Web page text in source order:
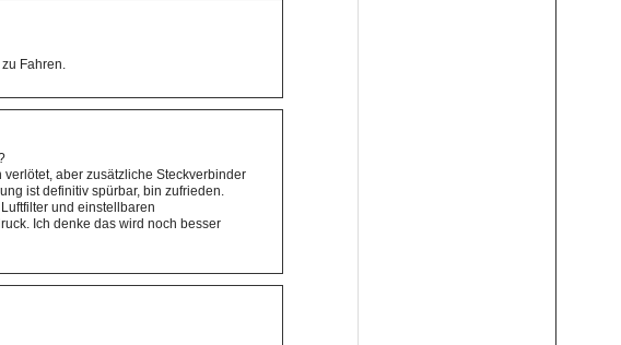
Fahren.
aber zusätzliche Steckverbinder
ist definitiv spürbar, bin zufrieden.
und einstellbaren
Ich denke das wird noch besser